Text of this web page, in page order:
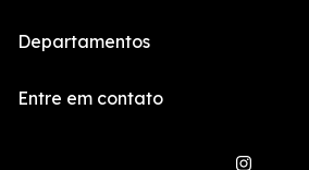
Departamentos
Entre em contato